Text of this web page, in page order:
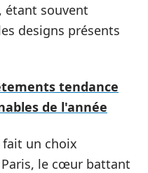
étant souvent
designs présents
tendance
de l'année
fait un choix
le cœur battant